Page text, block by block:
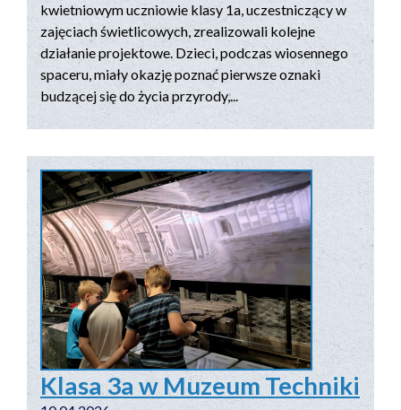
kwietniowym uczniowie klasy 1a, uczestniczący w
zajęciach świetlicowych, zrealizowali kolejne
działanie projektowe. Dzieci, podczas wiosennego
spaceru, miały okazję poznać pierwsze oznaki
budzącej się do życia przyrody,...
Klasa 3a w Muzeum Techniki